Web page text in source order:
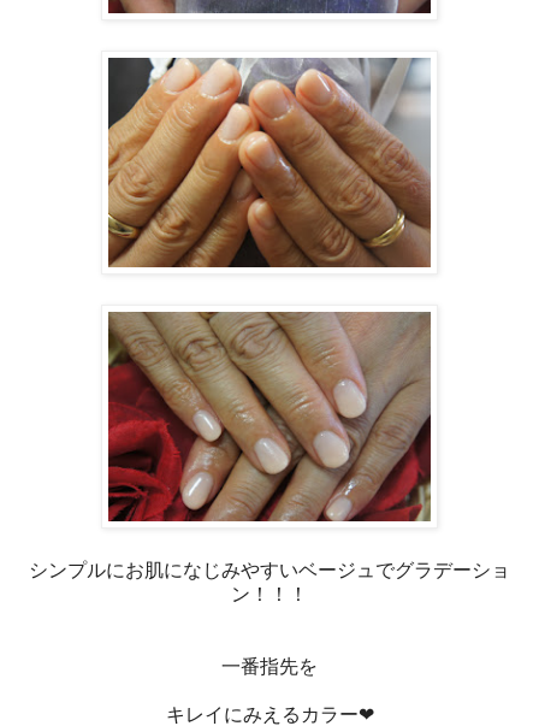
シンプルにお肌になじみやすいベージュでグラデーショ
ン！！！
一番指先を
キレイにみえるカラー❤